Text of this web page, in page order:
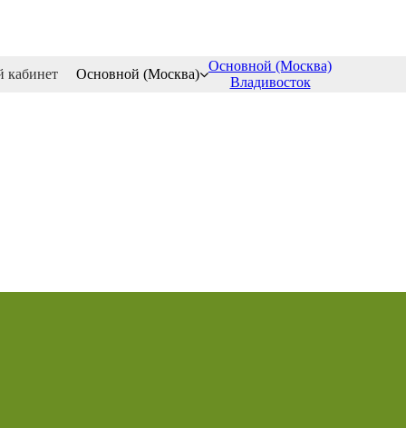
кабинет Основной (Москва)
Основной (Москва)
Владивосток